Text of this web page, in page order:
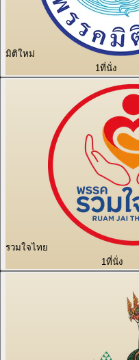
มิติใหม่
1ที่นั่ง
รวมใจไทย
1ที่นั่ง